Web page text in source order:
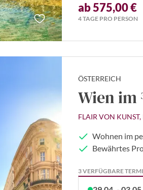
ab 575,00 €
4 TAGE PRO PERSON
ÖSTERREICH
Wien
FLAIR VON
Wohnen im
Bewährtes
3 VERFÜGBARE